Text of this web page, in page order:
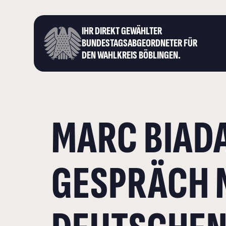
IHR DIREKT GEWÄHLTER
BUNDESTAGS­ABGEORDNETER FÜR
DEN WAHLKREIS BÖBLINGEN.
MARC
GESPRÄCH